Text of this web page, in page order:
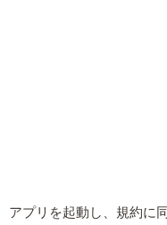
アプリを起動し、規約に